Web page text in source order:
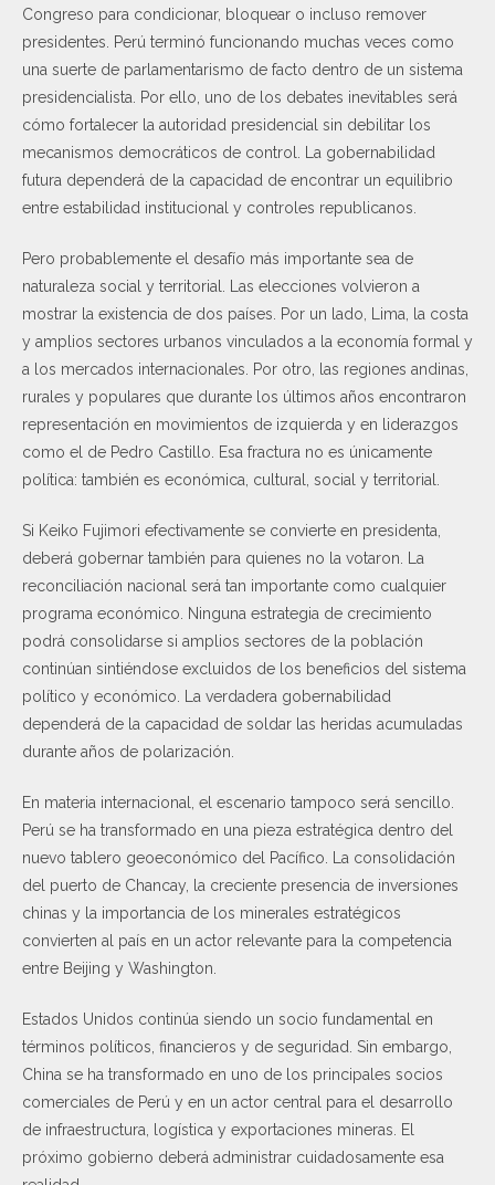
Congreso para condicionar, bloquear o incluso remover
presidentes. Perú terminó funcionando muchas veces como
una suerte de parlamentarismo de facto dentro de un sistema
presidencialista. Por ello, uno de los debates inevitables será
cómo fortalecer la autoridad presidencial sin debilitar los
mecanismos democráticos de control. La gobernabilidad
futura dependerá de la capacidad de encontrar un equilibrio
entre estabilidad institucional y controles republicanos.
Pero probablemente el desafío más importante sea de
naturaleza social y territorial. Las elecciones volvieron a
mostrar la existencia de dos países. Por un lado, Lima, la costa
y amplios sectores urbanos vinculados a la economía formal y
a los mercados internacionales. Por otro, las regiones andinas,
rurales y populares que durante los últimos años encontraron
representación en movimientos de izquierda y en liderazgos
como el de Pedro Castillo. Esa fractura no es únicamente
política: también es económica, cultural, social y territorial.
Si Keiko Fujimori efectivamente se convierte en presidenta,
deberá gobernar también para quienes no la votaron. La
reconciliación nacional será tan importante como cualquier
programa económico. Ninguna estrategia de crecimiento
podrá consolidarse si amplios sectores de la población
continúan sintiéndose excluidos de los beneficios del sistema
político y económico. La verdadera gobernabilidad
dependerá de la capacidad de soldar las heridas acumuladas
durante años de polarización.
En materia internacional, el escenario tampoco será sencillo.
Perú se ha transformado en una pieza estratégica dentro del
nuevo tablero geoeconómico del Pacífico. La consolidación
del puerto de Chancay, la creciente presencia de inversiones
chinas y la importancia de los minerales estratégicos
convierten al país en un actor relevante para la competencia
entre Beijing y Washington.
Estados Unidos continúa siendo un socio fundamental en
términos políticos, financieros y de seguridad. Sin embargo,
China se ha transformado en uno de los principales socios
comerciales de Perú y en un actor central para el desarrollo
de infraestructura, logística y exportaciones mineras. El
próximo gobierno deberá administrar cuidadosamente esa